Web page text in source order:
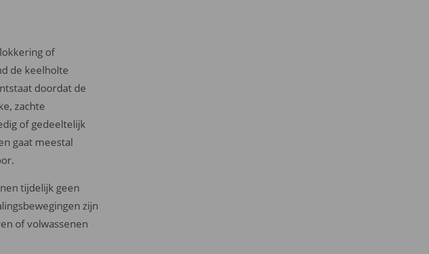
of
de keelholte
doordat de
zachte
of gedeeltelijk
gaat meestal
tijdelijk geen
zijn
of volwassenen